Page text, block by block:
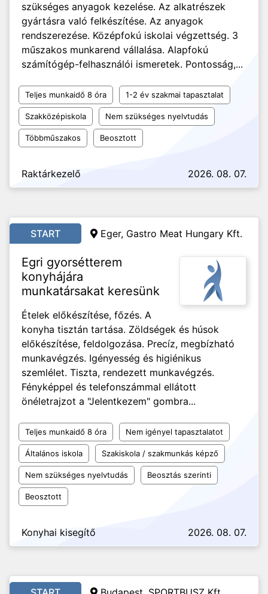
szükséges anyagok kezelése. Az alkatrészek
gyártásra való felkészítése. Az anyagok
rendszerezése. Középfokú iskolai végzettség. 3
műszakos munkarend vállalása. Alapfokú
számítógép-felhasználói ismeretek. Pontosság,...
Teljes munkaidő 8 óra 1-2 év szakmai tapasztalat
Szakközépiskola Nem szükséges nyelvtudás
Többműszakos Beosztott
Raktárkezelő 2026. 08. 07.
START Eger, Gastro Meat Hungary Kft.
Egri gyorsétterem
konyhájára
munkatársakat keresünk
Ételek előkészítése, főzés. A
konyha tisztán tartása. Zöldségek és húsok
előkészítése, feldolgozása. Precíz, megbízható
munkavégzés. Igényesség és higiénikus
szemlélet. Tiszta, rendezett munkavégzés.
Fényképpel és telefonszámmal ellátott
önéletrajzot a "Jelentkezem" gombra...
Teljes munkaidő 8 óra Nem igényel tapasztalatot
Általános iskola Szakiskola / szakmunkás képző
Nem szükséges nyelvtudás Beosztás szerinti
Beosztott
Konyhai kisegítő 2026. 08. 07.